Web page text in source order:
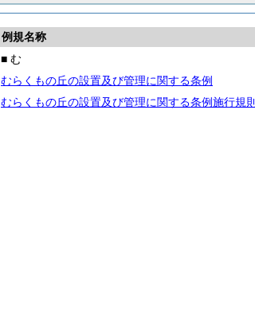
例規名称
■ む
むらくもの丘の設置及び管理に関する条例
むらくもの丘の設置及び管理に関する条例施行規則